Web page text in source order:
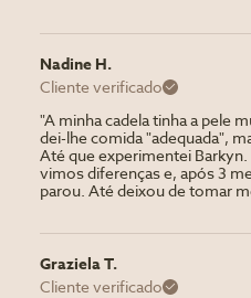
Nadine H.
Cliente verificado
"A minha cadela tinha a pele
dei-lhe comida "adequada",
Até que experimentei
vimos diferenças e, após 3
parou. Até deixou de tomar
Graziela T.
Cliente verificado